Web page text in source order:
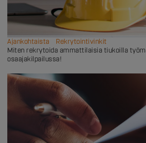
Ajankohtaista
Rekrytointivinkit
Miten rekrytoida ammattilaisia tiukoilla
osaajakilpailussa!